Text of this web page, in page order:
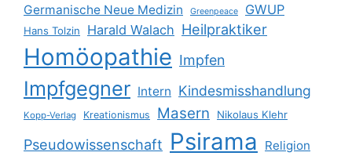
Germanische Neue Medizin Greenpeace GWUP
Hans Tolzin Harald Walach Heilpraktiker
Homöopathie Impfen
Impfgegner Intern Kindesmisshandlung
Kopp-Verlag Kreationismus Masern Nikolaus Klehr
Pseudowissenschaft Psirama Religion